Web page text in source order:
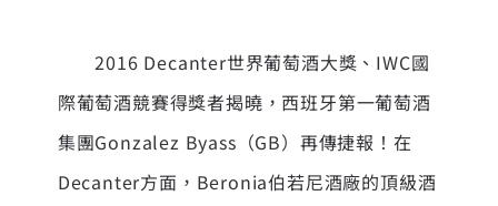
2016 Decanter世界葡萄酒大獎、IWC國
際葡萄酒競賽得獎者揭曉，西班牙第一葡萄酒
集團Gonzalez Byass（GB）再傳捷報！在
Decanter方面，Beronia伯若尼酒廠的頂級酒